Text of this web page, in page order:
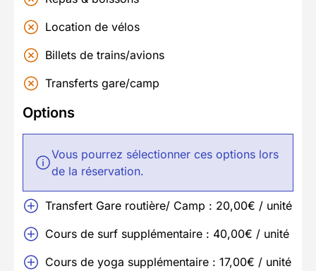
Location de vélos
Billets de trains/avions
Transferts gare/camp
Options
Vous pourrez sélectionner ces options lors
de la réservation.
Transfert Gare routière/ Camp : 20,00€ / unité
Cours de surf supplémentaire : 40,00€ / unité
Cours de yoga supplémentaire : 17,00€ / unité